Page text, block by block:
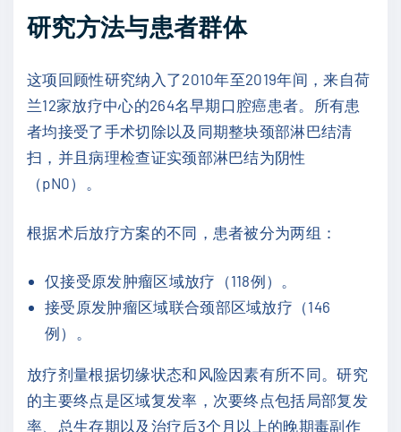
研究方法与患者群体
这项回顾性研究纳入了2010年至2019年间，来自荷
兰12家放疗中心的264名早期口腔癌患者。所有患
者均接受了手术切除以及同期整块颈部淋巴结清
扫，并且病理检查证实颈部淋巴结为阴性
（pN0）。
根据术后放疗方案的不同，患者被分为两组：
仅接受原发肿瘤区域放疗（118例）。
接受原发肿瘤区域联合颈部区域放疗（146
例）。
放疗剂量根据切缘状态和风险因素有所不同。研究
的主要终点是区域复发率，次要终点包括局部复发
率、总生存期以及治疗后3个月以上的晚期毒副作